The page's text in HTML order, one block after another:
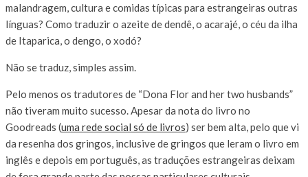
malandragem, cultura e comidas típicas para estrangeiras outras
línguas? Como traduzir o azeite de dendê, o acarajé, o céu da ilha
de Itaparica, o dengo, o xodó?
Não se traduz, simples assim.
Pelo menos os tradutores de “Dona Flor and her two husbands”
não tiveram muito sucesso. Apesar da nota do livro no
Goodreads (uma rede social só de livros) ser bem alta, pelo que vi
da resenha dos gringos, inclusive de gringos que leram o livro em
inglês e depois em português, as traduções estrangeiras deixam